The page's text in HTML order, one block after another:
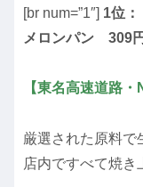
[br num=”1″] 1位
メロンパン 309円
【東名高速道路
厳選された原料で
店内ですべて焼き